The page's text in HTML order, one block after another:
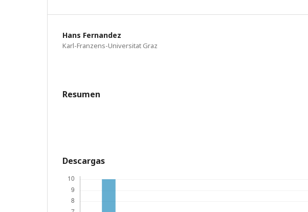
Hans Fernandez
Karl-Franzens-Universitat Graz
Resumen
Descargas